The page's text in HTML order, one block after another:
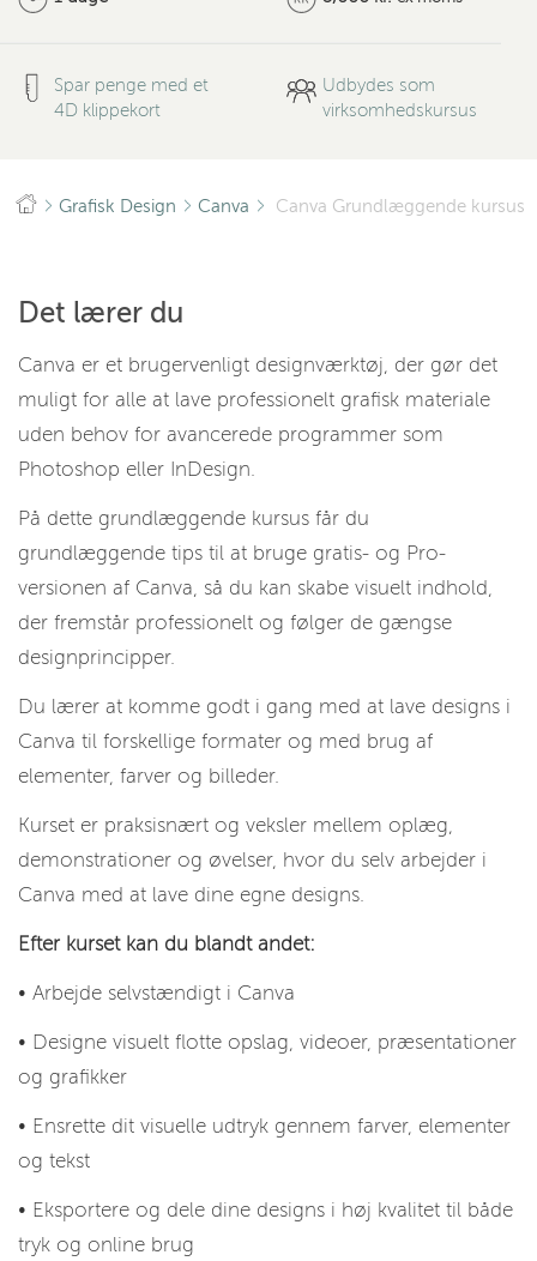
Spar penge med et
4D klippekort
Udbydes som
virksomhedskursus
Grafisk Design Canva Canva Grundlæggende kursus
Det lærer du
Canva er et brugervenligt designværktøj, der gør det
muligt for alle at lave professionelt grafisk materiale
uden behov for avancerede programmer som
Photoshop eller InDesign.
På dette grundlæggende kursus får du
grundlæggende tips til at bruge gratis- og Pro-
versionen af Canva, så du kan skabe visuelt indhold,
der fremstår professionelt og følger de gængse
designprincipper.
Du lærer at komme godt i gang med at lave designs i
Canva til forskellige formater og med brug af
elementer, farver og billeder.
Kurset er praksisnært og veksler mellem oplæg,
demonstrationer og øvelser, hvor du selv arbejder i
Canva med at lave dine egne designs.
Efter kurset kan du blandt andet:
• Arbejde selvstændigt i Canva
• Designe visuelt flotte opslag, videoer, præsentationer
og grafikker
• Ensrette dit visuelle udtryk gennem farver, elementer
og tekst
• Eksportere og dele dine designs i høj kvalitet til både
tryk og online brug